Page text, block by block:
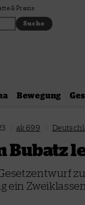
& Praxis
Bewegung
ak 699
Bubatz
ein